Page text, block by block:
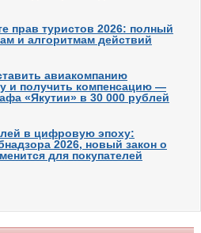
прав туристов 2026: полный
и алгоритмам действий
авиакомпанию
и получить компенсацию —
«Якутии» в 30 000 рублей
в цифровую эпоху:
2026, новый закон о
для покупателей